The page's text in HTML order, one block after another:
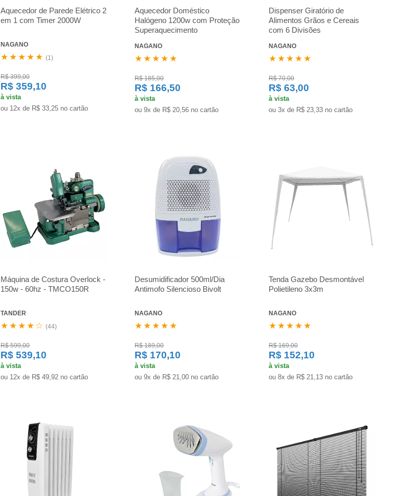
Aquecedor de Parede Elétrico 2
em 1 com Timer 2000W
NAGANO
★★★★★ (1)
R$ 399,00
R$ 359,10
à vista
ou 12x de R$ 33,25 no cartão
Aquecedor Doméstico
Halógeno 1200w com Proteção
Superaquecimento
NAGANO
★★★★★
R$ 185,00
R$ 166,50
à vista
ou 9x de R$ 20,56 no cartão
Dispenser Giratório de
Alimentos Grãos e Cereais
com 6 Divisões
NAGANO
★★★★★
R$ 70,00
R$ 63,00
à vista
ou 3x de R$ 23,33 no cartão
Máquina de Costura Overlock -
150w - 60hz - TMCO150R
TANDER
★★★★☆ (44)
R$ 599,00
R$ 539,10
à vista
ou 12x de R$ 49,92 no cartão
Desumidificador 500ml/Dia
Antimofo Silencioso Bivolt
NAGANO
★★★★★
R$ 189,00
R$ 170,10
à vista
ou 9x de R$ 21,00 no cartão
Tenda Gazebo Desmontável
Polietileno 3x3m
NAGANO
★★★★★
R$ 169,00
R$ 152,10
à vista
ou 8x de R$ 21,13 no cartão